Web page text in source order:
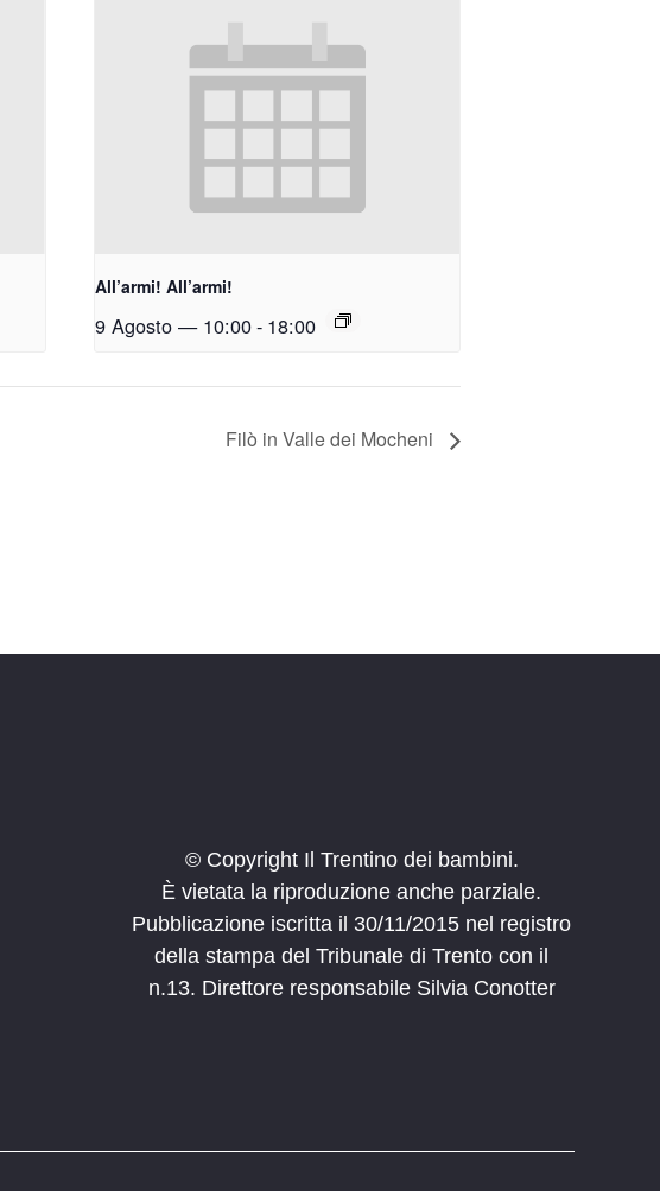
All’armi! All’armi!
9 Agosto — 10:00- 18:00
Filò in Valle dei Mocheni
© Copyright Il Trentino dei bambini.
È vietata la riproduzione anche parziale.
Pubblicazione iscritta il 30/11/2015 nel registro
della stampa del Tribunale di Trento con il
n.13. Direttore responsabile Silvia Conotter